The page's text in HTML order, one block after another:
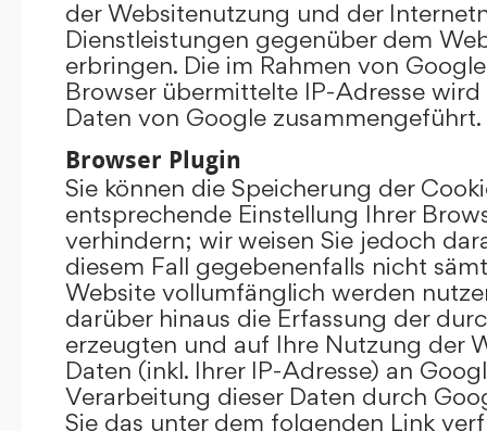
der Websitenutzung und der
Dienstleistungen gegenüber dem
erbringen. Die im Rahmen von
Browser übermittelte IP-Adresse
Daten von Google zusammengeführt.
Browser Plugin
Sie können die Speicherung der
entsprechende Einstellung Ihrer
verhindern; wir weisen Sie jedoch
diesem Fall gegebenenfalls nicht
Website vollumfänglich werden
darüber hinaus die Erfassung der
erzeugten und auf Ihre Nutzung der
Daten (inkl. Ihrer IP-Adresse) an
Verarbeitung dieser Daten durch
Sie das unter dem folgenden Link